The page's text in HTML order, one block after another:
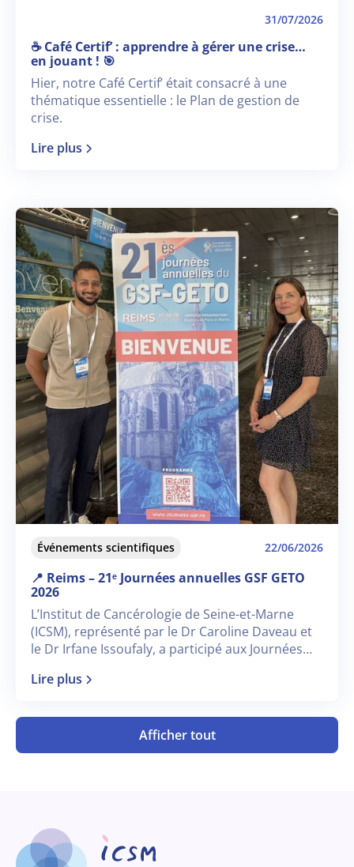
31/07/2026
☕ Café Certif’ : apprendre à gérer une crise…
en jouant ! 🎯
Hier, notre Café Certif’ était consacré à une
thématique essentielle : le Plan de gestion de
crise.
Lire plus
Événements scientifiques 22/06/2026
📍 Reims – 21ᵉ Journées annuelles GSF GETO
2026
L’Institut de Cancérologie de Seine-et-Marne
(ICSM), représenté par le Dr Caroline Daveau et
le Dr Irfane Issoufaly, a participé aux Journées
Reims du 17 au 19 juin 2026.
Lire plus
Afficher tout